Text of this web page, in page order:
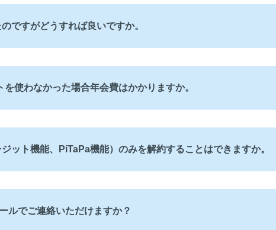
ですがどうすれば良いですか。
使わなかった場合年会費はかかりますか。
ット機能、PiTaPa機能）のみを解約することはできますか。
ルでご連絡いただけますか？